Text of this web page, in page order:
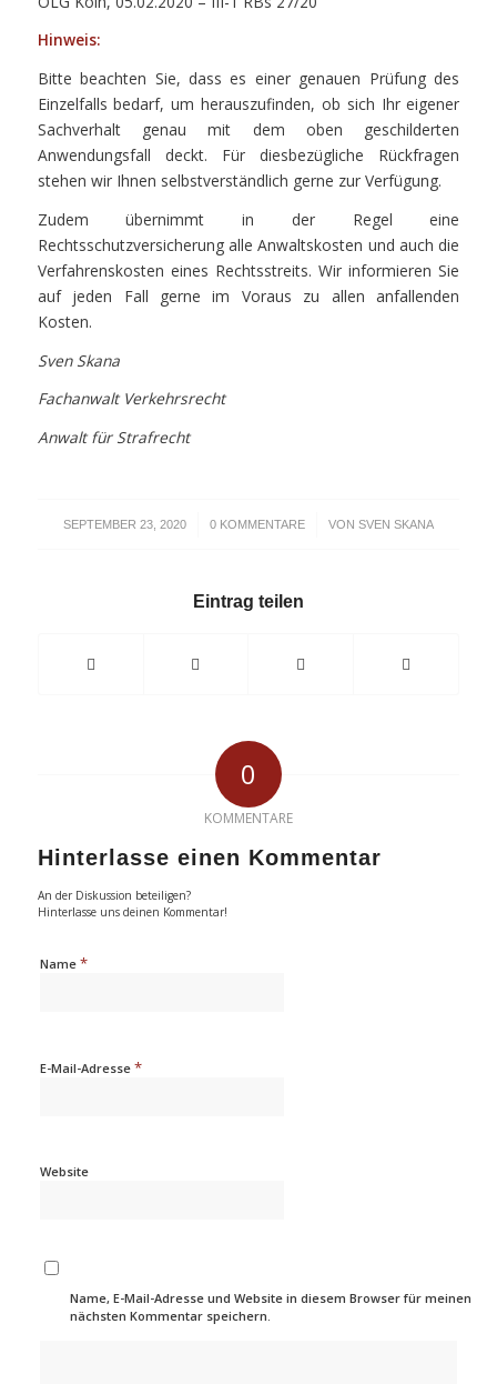
Hinweis:
Bitte beachten Sie, dass es einer genauen Prüfung des
Einzelfalls bedarf, um herauszufinden, ob sich Ihr eigener
Sachverhalt genau mit dem oben geschilderten
Anwendungsfall deckt. Für diesbezügliche Rückfragen
stehen wir Ihnen selbstverständlich gerne zur Verfügung.
Zudem übernimmt in der Regel eine
Rechtsschutzversicherung alle Anwaltskosten und auch die
Verfahrenskosten eines Rechtsstreits. Wir informieren Sie
auf jeden Fall gerne im Voraus zu allen anfallenden
Kosten.
Sven Skana
Fachanwalt Verkehrsrecht
Anwalt für Strafrecht
SEPTEMBER 23, 2020
/ 0 KOMMENTARE
/ VON SVEN SKANA
Eintrag teilen
0
KOMMENTARE
Hinterlasse einen Kommentar
An der Diskussion beteiligen?
Hinterlasse uns deinen Kommentar!
Name *
E-Mail-Adresse *
Website
Name, E-Mail-Adresse und Website in diesem Browser für meinen
nächsten Kommentar speichern.